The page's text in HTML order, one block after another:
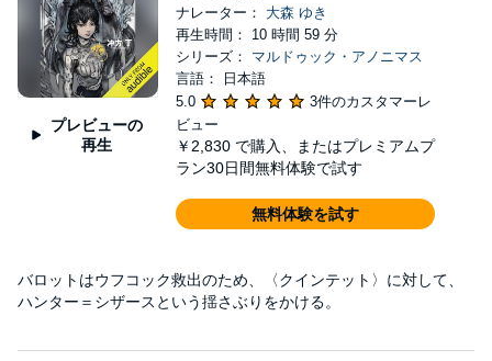
プレビューの
再生
ナレーター： 大森 ゆき
再生時間： 10 時間 59 分
シリーズ： マルドゥック・アノニマス
言語： 日本語
5.0
3件のカスタマーレ
ビュー
￥2,830 で購入、またはプレミアムプ
ラン30日間無料体験で試す
無料体験を試す
バロットはウフコック救出のため、〈クインテット〉に対して、
ハンター＝シザースという揺さぶりをかける。